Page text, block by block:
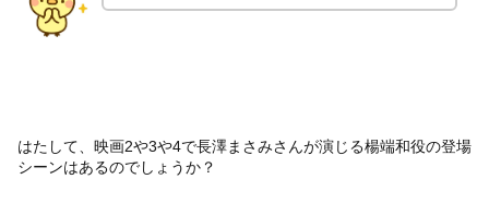
はたして、映画2や3や4で長澤まさみさんが演じる楊端和役の登場
シーンはあるのでしょうか？